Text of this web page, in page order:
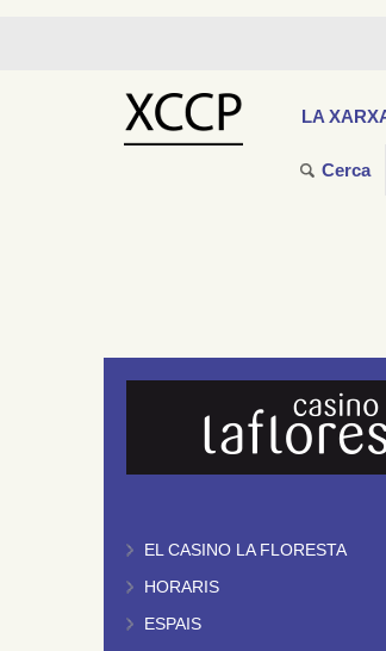
LA
Cerca
EL CASINO LA FLORESTA
HORARIS
ESPAIS